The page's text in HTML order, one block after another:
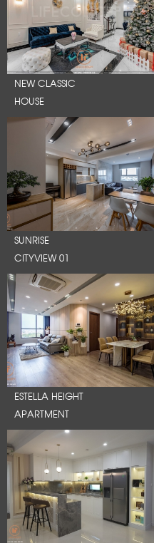
NEW CLASSIC
HOUSE
SUNRISE
CITYVIEW 01
ESTELLA HEIGHT
APARTMENT